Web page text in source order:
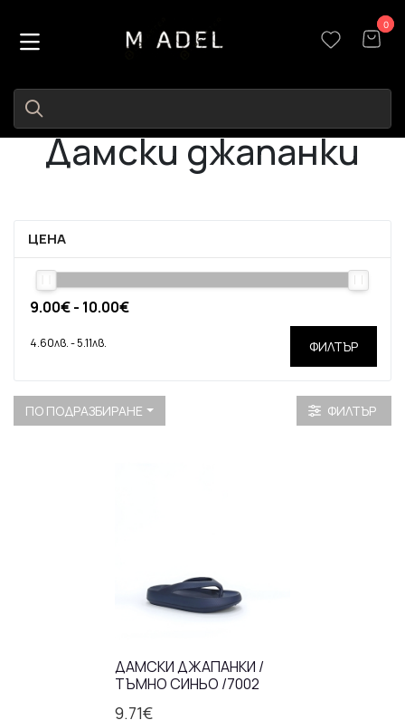
0
0
Дамски джапанки
ЦЕНА
ФИЛТЪР
ПО ПОДРАЗБИРАНЕ ФИЛТЪР
9.71€
ДАМСКИ ДЖАПАНКИ /
ТЪМНО СИНЬО /7002